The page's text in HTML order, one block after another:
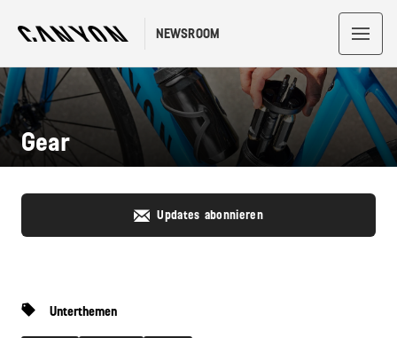
NEWSROOM
Gear
Unterthemen
Updates abonnieren